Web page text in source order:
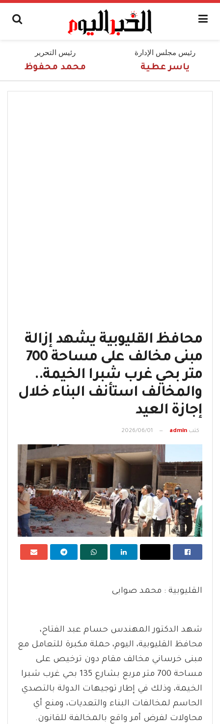
رئيس مجلس الإدارة
ياسر عطية
رئيس التحرير
محمد محفوظ
محافظ القليوبية يشهد إزالة
مبنى مخالف على مساحة 700
متر بحي غرب شبرا الخيمة..
والمخالف استأنف البناء خلال
إجازة العيد
كتب admin
2026/06/01
القليوبية : محمد صوابى
شهد الدكتور المهندس حسام عبد الفتاح،
محافظ القليوبية، اليوم، حملة مكبرة للتعامل مع
مبنى خرساني مخالف مقام دون ترخيص على
مساحة 700 متر مربع بشارع 135 بحي غرب شبرا
الخيمة، وذلك في إطار توجيهات الدولة بالتصدي
الحاسم لمخالفات البناء والتعديات، ومنع أي
محاولات لفرض أمر واقع بالمخالفة للقانون.